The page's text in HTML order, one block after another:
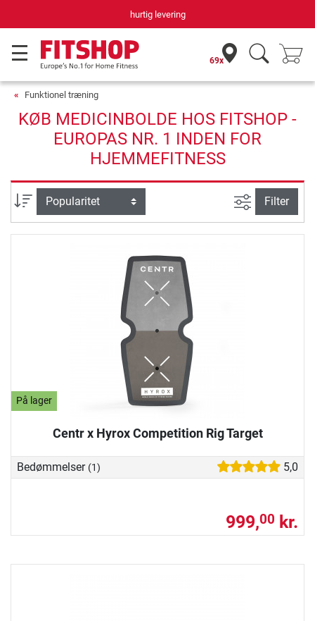
hurtig levering
69x
Funktionel træning
KØB MEDICINBOLDE HOS FITSHOP -
EUROPAS NR. 1 INDEN FOR
HJEMMEFITNESS
sortering Avanceret
Filter
På lager
Centr x Hyrox Competition Rig Target
Bedømmelser (1) 5,0
999,00 kr.